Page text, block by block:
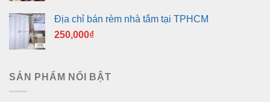
Địa chỉ bán rèm nhà tắm tại TPHCM
250,000₫
SẢN PHẨM NỔI BẬT